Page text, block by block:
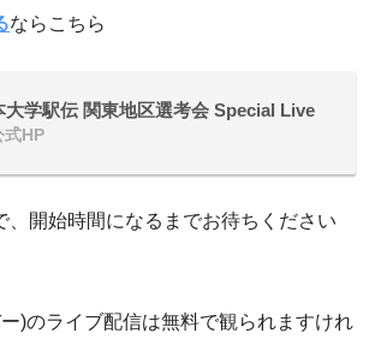
ならこちら
大学駅伝 関東地区選考会 Special Live
式HP
、開始時間になるまでお待ちください
)のライブ配信は無料で観られますけれ